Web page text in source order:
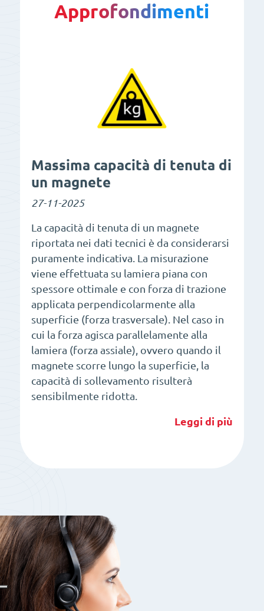
Approfondimenti
Massima capacità di tenuta di
un magnete
27-11-2025
La capacità di tenuta di un magnete
riportata nei dati tecnici è da considerarsi
puramente indicativa. La misurazione
viene effettuata su lamiera piana con
spessore ottimale e con forza di trazione
applicata perpendicolarmente alla
superficie (forza trasversale). Nel caso in
cui la forza agisca parallelamente alla
lamiera (forza assiale), ovvero quando il
magnete scorre lungo la superficie, la
capacità di sollevamento risulterà
sensibilmente ridotta.
Leggi di più